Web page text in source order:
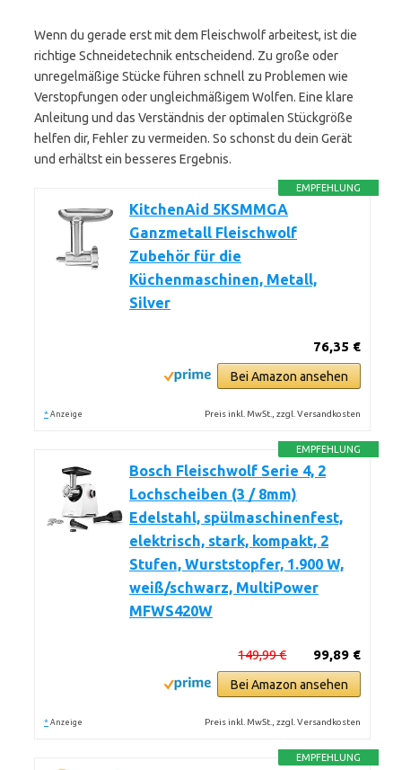
Wenn du gerade erst mit dem Fleischwolf arbeitest, ist die
richtige Schneidetechnik entscheidend. Zu große oder
unregelmäßige Stücke führen schnell zu Problemen wie
Verstopfungen oder ungleichmäßigem Wolfen. Eine klare
Anleitung und das Verständnis der optimalen Stückgröße
helfen dir, Fehler zu vermeiden. So schonst du dein Gerät
und erhältst ein besseres Ergebnis.
EMPFEHLUNG
KitchenAid 5KSMMGA
Ganzmetall Fleischwolf
Zubehör für die
Küchenmaschinen, Metall,
Silver
76,35 €
Bei Amazon ansehen
* Anzeige Preis inkl. MwSt., zzgl. Versandkosten
EMPFEHLUNG
Bosch Fleischwolf Serie 4, 2
Lochscheiben (3 / 8mm)
Edelstahl, spülmaschinenfest,
elektrisch, stark, kompakt, 2
Stufen, Wurststopfer, 1.900 W,
weiß/schwarz, MultiPower
MFWS420W
99,89 €
149,99 €
Bei Amazon ansehen
* Anzeige Preis inkl. MwSt., zzgl. Versandkosten
EMPFEHLUNG